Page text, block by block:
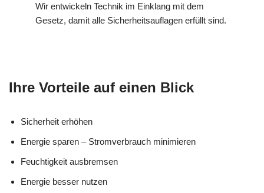
Wir entwickeln Technik im Einklang mit dem
Gesetz, damit alle Sicherheitsauflagen erfüllt sind.
Ihre Vorteile auf einen Blick
Sicherheit erhöhen
Energie sparen – Stromverbrauch minimieren
Feuchtigkeit ausbremsen
Energie besser nutzen